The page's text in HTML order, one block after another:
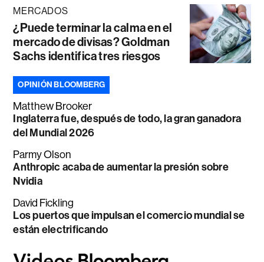
MERCADOS
¿Puede terminar la calma en el
mercado de divisas? Goldman
Sachs identifica tres riesgos
OPINIÓN BLOOMBERG
Matthew Brooker
Inglaterra fue, después de todo, la gran ganadora
del Mundial 2026
Parmy Olson
Anthropic acaba de aumentar la presión sobre
Nvidia
David Fickling
Los puertos que impulsan el comercio mundial se
están electrificando